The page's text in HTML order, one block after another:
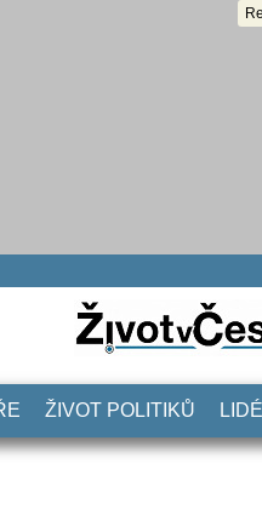
ŽIVOT POLITIKŮ LIDÉ